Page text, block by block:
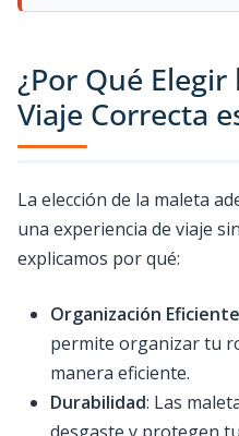
¿Por Qué
Viaje Correcta
La elección de la maleta
una experiencia de viaje
explicamos por qué:
Organización Eficiente
permite organizar tu
manera eficiente.
Durabilidad: Las